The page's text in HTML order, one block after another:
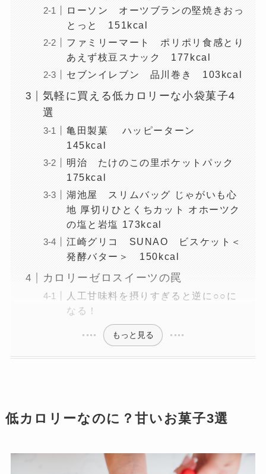
ローソン オーツブランの堅焼きおっ
とっと 151kcal
ファミリーマート ポリポリ食感とり
あえず枝豆スナック 177kcal
セブンイレブン 品川巻き 103kcal
気軽に買える低カロリーな小袋菓子4
選
亀田製菓 ハッピーターン
145kcal
明治 たけのこの里ポケットパック
175kcal
湖池屋 スリムバッグ じゃがいも心
地 厚切りひとくちカット オホーツク
の塩と岩塩 173kcal
江崎グリコ SUNAO ビスケット＜
発酵バター＞ 150kcal
カロリーゼロスイーツの罠
人工甘味料を摂りすぎると逆に○○に
なる！
もっと見る
低カロリーなのに？甘いお菓子3選